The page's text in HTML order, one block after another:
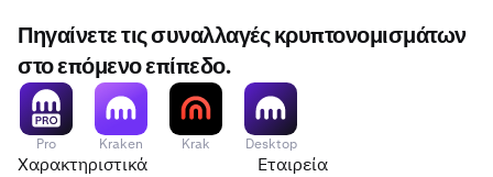
Πηγαίνετε τις συναλλαγές κρυπτονομισμάτων
στο επόμενο επίπεδο.
Pro Kraken Krak Desktop
Χαρακτηριστικά Εταιρεία